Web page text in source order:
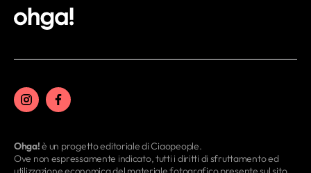
Ohga!è un progetto editoriale di Ciaopeople.
Ove non espressamente indicato, tutti i diritti di sfruttamento ed